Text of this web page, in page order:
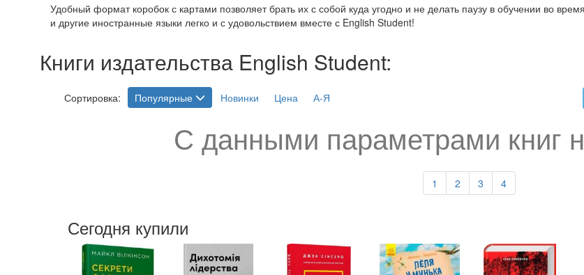
Удобный формат коробок с картами позволяет брать их с собой куда угодно и не делать паузу в обучении во
и другие иностранные языки легко и с удовольствием вместе с English Student!
Книги издательства English Student:
Сортировка: Популярные Новинки Цена А-Я
С данными параметрами книг
1 2 3 4
Сегодня купили